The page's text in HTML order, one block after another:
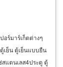
ร์มาร์เก็ตต่างๆ
เย็น ตู้เย็นแบบยืน
แตนเลส4ประตู ตู้